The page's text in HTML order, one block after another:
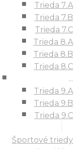
Trieda 7.A
Trieda 7.B
Trieda 7.C
Trieda 8.A
Trieda 8.B
Trieda 8.C
...
Trieda 9.A
Trieda 9.B
Trieda 9.C
Športové triedy